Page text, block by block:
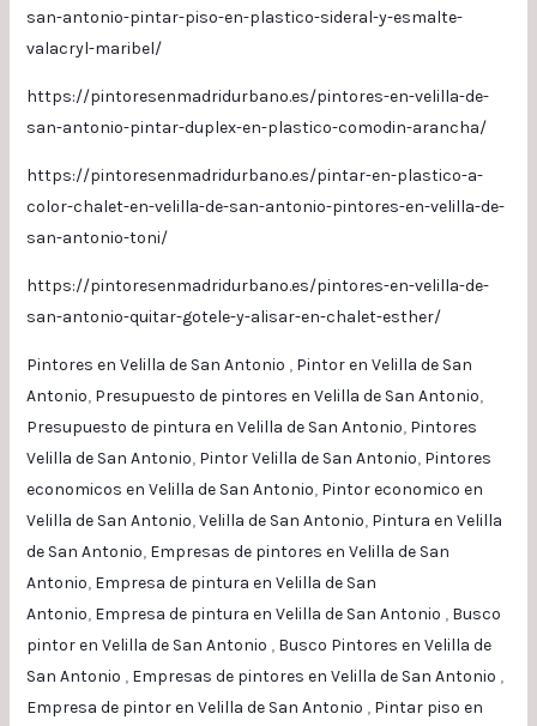
san-antonio-pintar-piso-en-plastico-sideral-y-esmalte-
valacryl-maribel/
https://pintoresenmadridurbano.es/pintores-en-velilla-de-
san-antonio-pintar-duplex-en-plastico-comodin-arancha/
https://pintoresenmadridurbano.es/pintar-en-plastico-a-
color-chalet-en-velilla-de-san-antonio-pintores-en-velilla-de-
san-antonio-toni/
https://pintoresenmadridurbano.es/pintores-en-velilla-de-
san-antonio-quitar-gotele-y-alisar-en-chalet-esther/
Pintores en Velilla de San Antonio , Pintor en Velilla de San
Antonio, Presupuesto de pintores en Velilla de San Antonio,
Presupuesto de pintura en Velilla de San Antonio, Pintores
Velilla de San Antonio, Pintor Velilla de San Antonio, Pintores
economicos en Velilla de San Antonio, Pintor economico en
Velilla de San Antonio,Velilla de San Antonio, Pintura en Velilla
de San Antonio, Empresas de pintores en Velilla de San
Antonio, Empresa de pintura en Velilla de San
Antonio, Empresa de pintura en Velilla de San Antonio , Busco
pintor en Velilla de San Antonio , Busco Pintores en Velilla de
San Antonio , Empresas de pintores en Velilla de San Antonio ,
Empresa de pintor en Velilla de San Antonio , Pintar piso en